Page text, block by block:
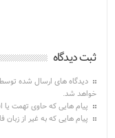
ثبت دیدگاه
دیدگاه های ارسال شده
خواهد شد.
پیام هایی که حاوی تهمت یا
پیام هایی که به غیر از